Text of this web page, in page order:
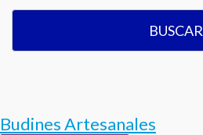
BUSCAR
Budines Artesanales